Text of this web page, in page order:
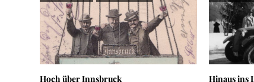
Hoch über Innsbruck Hinaus ins